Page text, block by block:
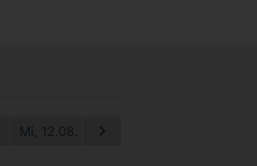
Mi, 12.08. Do, 13.08.